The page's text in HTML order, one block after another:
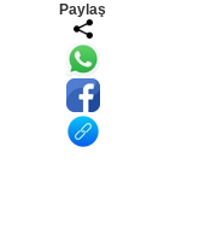
Paylaş